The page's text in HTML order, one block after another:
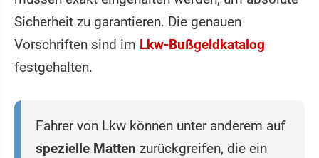
Sicherheit zu garantieren. Die genauen
Vorschriften sind im Lkw-Bußgeldkatalog
festgehalten.
Fahrer von Lkw können unter anderem auf
spezielle Matten zurückgreifen, die ein